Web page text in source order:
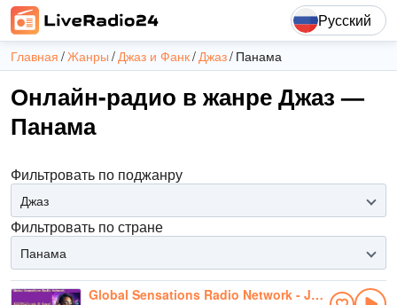
Русский
Главная Жанры Джаз и Фанк Джаз Панама
Онлайн-радио в жанре Джаз —
Панама
Фильтровать по поджанру
Джаз
Фильтровать по стране
Панама
Global Sensations Radio Network - Jazz